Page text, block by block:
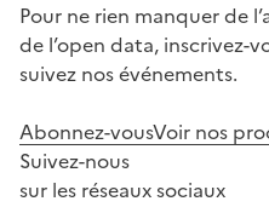
Pour ne rien manquer de
de l’open data, inscrivez-
suivez nos événements.
Abonnez-vousVoir nos
Suivez-nous
sur les réseaux sociaux